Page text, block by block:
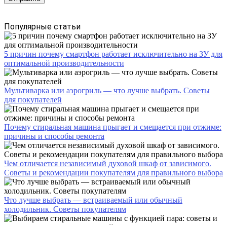
Популярные статьи
5 причин почему смартфон работает исключительно на ЗУ для
оптимальной производительности
Мультиварка или аэрогриль — что лучше выбрать. Советы
для покупателей
Почему стиральная машина прыгает и смещается при отжиме:
причины и способы ремонта
Чем отличается независимый духовой шкаф от зависимого.
Советы и рекомендации покупателям для правильного выбора
Что лучше выбрать — встраиваемый или обычный
холодильник. Советы покупателям